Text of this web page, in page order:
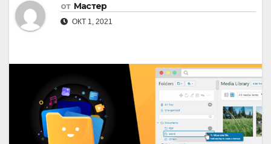
от Мастер
ОКТ 1, 2021